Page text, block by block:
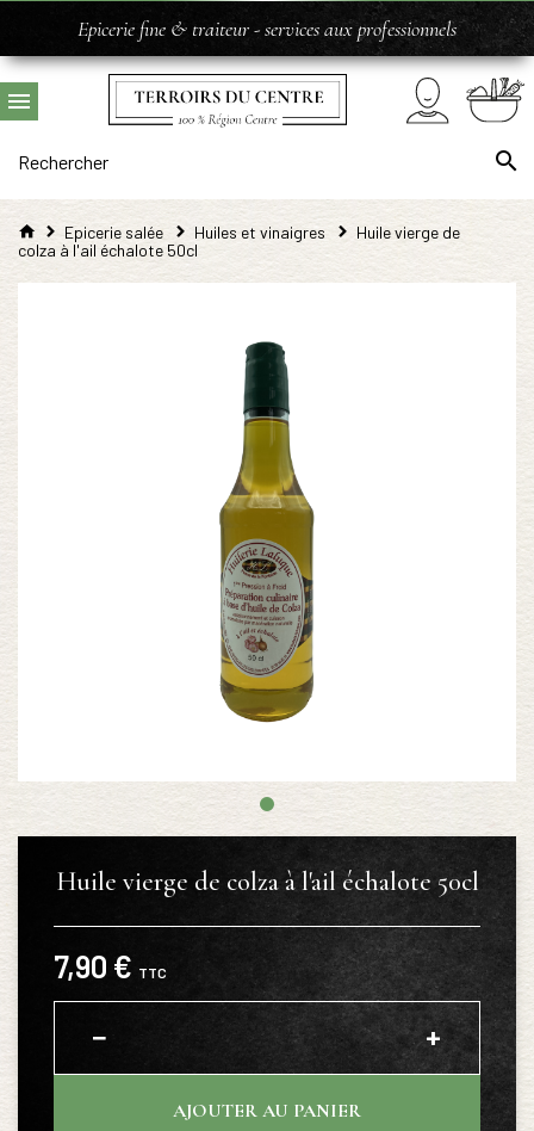
Epicerie fine & traiteur - services aux professionnels
Epicerie salée Huiles et vinaigres
Huile vierge de
colza à l'ail échalote 50cl
Huile vierge de colza à l'ail échalote 50cl
7,90 € TTC
− +
AJOUTER AU PANIER